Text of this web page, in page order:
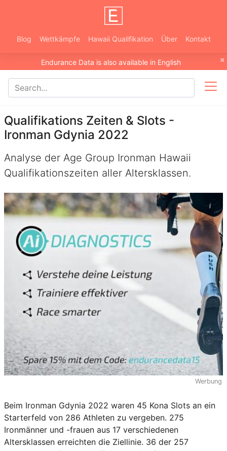
Blog Wettkämpfe Hawaii Qualifikation Über Kontakt
×
Endurance Data is also available in English
Qualifikations Zeiten & Slots -
Ironman Gdynia 2022
Analyse der Age Group Ironman Hawaii
Qualifikationszeiten aller Altersklassen.
Werbung
Beim Ironman Gdynia 2022 waren 45 Kona Slots an ein
Starterfeld von 286 Athleten zu vergeben. 275
Ironmänner und -frauen aus 17 verschiedenen
Altersklassen erreichten die Ziellinie. 36 der 257